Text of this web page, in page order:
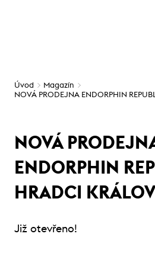
Úvod
Magazín
NOVÁ PRODEJNA ENDORPHIN
NOVÁ
ENDORPHIN
HRADCI
Již otevřeno!